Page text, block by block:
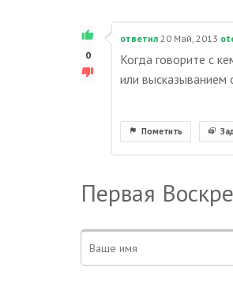
0
ответил 20 Май, 2013
Когда говорите с
или высказыванием
Пометить
Первая